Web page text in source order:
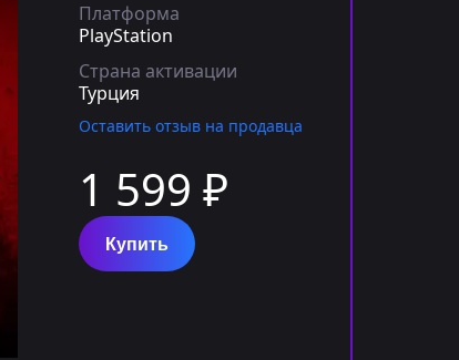
Платформа
PlayStation
Страна активации
Турция
Оставить отзыв на продавца
1 599 ₽
Купить